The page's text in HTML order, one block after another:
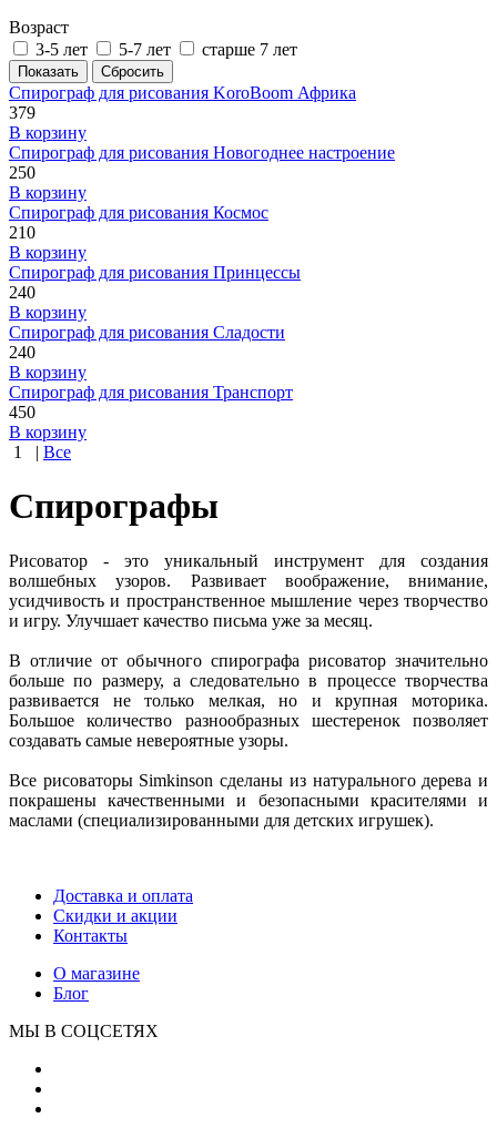
Возраст
3-5 лет
5-7 лет старше 7 лет
Спирограф для рисования KoroBoom Африка
379
В корзину
Спирограф для рисования Новогоднее настроение
250
В корзину
Спирограф для рисования Космос
210
В корзину
Спирограф для рисования Принцессы
240
В корзину
Спирограф для рисования Сладости
240
В корзину
Спирограф для рисования Транспорт
450
В корзину
1
| Все
Спирографы
Рисоватор - это уникальный инструмент для создания
волшебных узоров. Развивает воображение, внимание,
усидчивость и пространственное мышление через творчество
и игру. Улучшает качество письма уже за месяц.
В отличие от обычного спирографа рисоватор значительно
больше по размеру, а следовательно в процессе творчества
развивается не только мелкая, но и крупная моторика.
Большое количество разнообразных шестеренок позволяет
создавать самые невероятные узоры.
Все рисоваторы Simkinson сделаны из натурального дерева и
покрашены качественными и безопасными красителями и
маслами (специализированными для детских игрушек).
Доставка и оплата
Скидки и акции
Контакты
О магазине
Блог
МЫ В СОЦСЕТЯХ